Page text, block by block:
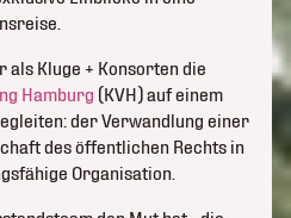
Kluge + Konsorten die
Hamburg (KVH) auf einem
der Verwandlung einer
des öffentlichen Rechts in
Organisation.